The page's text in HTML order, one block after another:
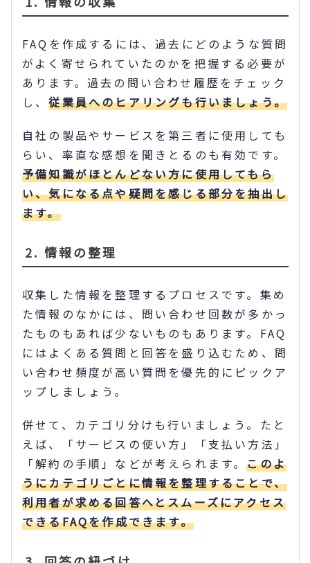
FAQを作成するには、過去にどのような質問
がよく寄せられていたのかを把握する必要が
あります。過去の問い合わせ履歴をチェック
し、従業員へのヒアリングも行いましょう。
自社の製品やサービスを第三者に使用しても
らい、率直な感想を聞きとるのも有効です。
予備知識がほとんどない方に使用してもら
い、気になる点や疑問を感じる部分を抽出し
ます。
2. 情報の整理
収集した情報を整理するプロセスです。集め
た情報のなかには、問い合わせ回数が多かっ
たものもあれば少ないものもあります。FAQ
にはよくある質問と回答を盛り込むため、問
い合わせ頻度が高い質問を優先的にピックア
ップしましょう。
併せて、カテゴリ分けも行いましょう。たと
えば、「サービスの使い方」「支払い方法」
「解約の手順」などが考えられます。このよ
うにカテゴリごとに情報を整理することで、
利用者が求める回答へとスムーズにアクセス
できるFAQを作成できます。